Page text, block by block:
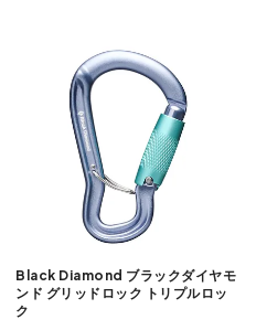
Black Diamond ブラックダイヤモ
ンド グリッドロック トリプルロッ
ク